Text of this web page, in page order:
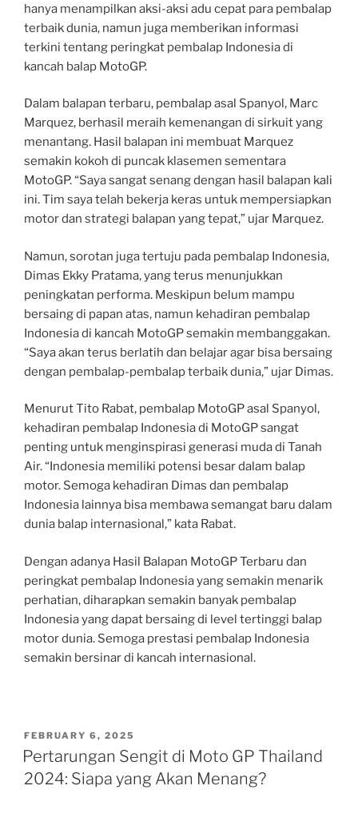
hanya menampilkan aksi-aksi adu cepat para pembalap
terbaik dunia, namun juga memberikan informasi
terkini tentang peringkat pembalap Indonesia di
kancah balap MotoGP.
Dalam balapan terbaru, pembalap asal Spanyol, Marc
Marquez, berhasil meraih kemenangan di sirkuit yang
menantang. Hasil balapan ini membuat Marquez
semakin kokoh di puncak klasemen sementara
MotoGP. “Saya sangat senang dengan hasil balapan kali
ini. Tim saya telah bekerja keras untuk mempersiapkan
motor dan strategi balapan yang tepat,” ujar Marquez.
Namun, sorotan juga tertuju pada pembalap Indonesia,
Dimas Ekky Pratama, yang terus menunjukkan
peningkatan performa. Meskipun belum mampu
bersaing di papan atas, namun kehadiran pembalap
Indonesia di kancah MotoGP semakin membanggakan.
“Saya akan terus berlatih dan belajar agar bisa bersaing
dengan pembalap-pembalap terbaik dunia,” ujar Dimas.
Menurut Tito Rabat, pembalap MotoGP asal Spanyol,
kehadiran pembalap Indonesia di MotoGP sangat
penting untuk menginspirasi generasi muda di Tanah
Air. “Indonesia memiliki potensi besar dalam balap
motor. Semoga kehadiran Dimas dan pembalap
Indonesia lainnya bisa membawa semangat baru dalam
dunia balap internasional,” kata Rabat.
Dengan adanya Hasil Balapan MotoGP Terbaru dan
peringkat pembalap Indonesia yang semakin menarik
perhatian, diharapkan semakin banyak pembalap
Indonesia yang dapat bersaing di level tertinggi balap
motor dunia. Semoga prestasi pembalap Indonesia
semakin bersinar di kancah internasional.
POSTED
ON
FEBRUARY 6, 2025
Pertarungan Sengit di Moto GP Thailand
2024: Siapa yang Akan Menang?